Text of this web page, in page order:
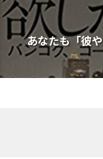
あなたも「彼